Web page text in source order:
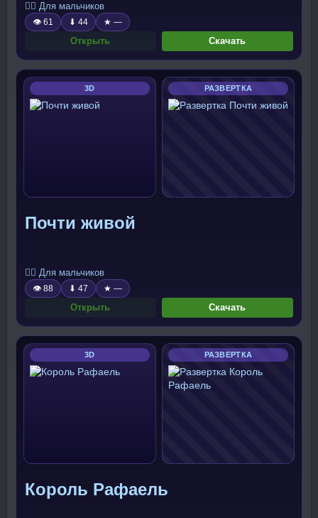
🧍‍♂️ Для мальчиков
👁 61 ⬇ 44 ★ —
Открыть Скачать
3D РАЗВЕРТКА
Почти живой
🧍‍♂️ Для мальчиков
👁 88 ⬇ 47 ★ —
Открыть Скачать
3D РАЗВЕРТКА
Король Рафаель